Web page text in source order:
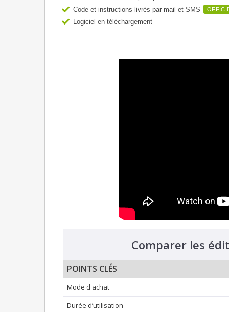
Code et instructions livrés par mail et SMS
Logiciel en téléchargement
Comparer les
POINTS CLÉS
Mode d'achat
Durée d’utilisation